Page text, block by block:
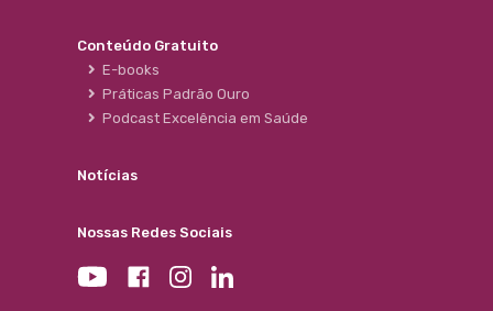
Conteúdo Gratuito
E-books
Práticas Padrão Ouro
Podcast Excelência em Saúde
Notícias
Nossas Redes Sociais